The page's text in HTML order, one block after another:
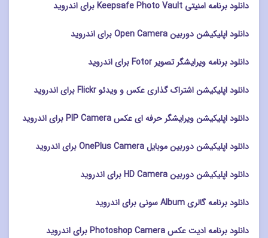
دانلود برنامه امنیتی Keepsafe Photo Vault برای اندروید
دانلود اپلیکیشن دوربین Open Camera برای اندروید
دانلود برنامه ویرایشگر تصویر Fotor برای اندروید
دانلود اپلیکیشن اشتراک گذاری عکس و ویدئو Flickr برای اندروید
دانلود اپلیکیشن ویرایشگر حرفه ای عکس PIP Camera برای اندروید
دانلود اپلیکیشن دوربین موبایل OnePlus Camera برای اندروید
دانلود اپلیکیشن دوربین HD Camera برای اندروید
دانلود برنامه گالری Album سونی برای اندروید
دانلود برنامه ادیت عکس Photoshop Camera برای اندروید